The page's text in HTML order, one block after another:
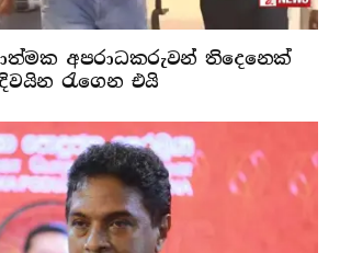
අපරාධකරුවන් තිදෙනෙක්
රැගෙන එයි